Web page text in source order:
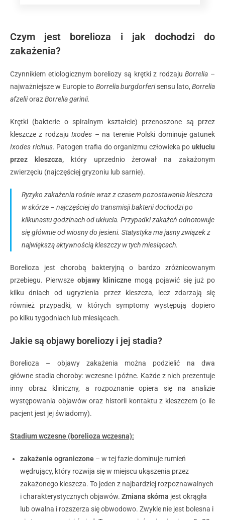
Czym jest borelioza i jak dochodzi do
zakażenia?
Czynnikiem etiologicznym boreliozy są krętki z rodzajuBorrelia –
najważniejsze w Europie to Borrelia burgdorferisensu lato, Borrelia
afzeliiorazBorrelia garinii.
Krętki (bakterie o spiralnym kształcie) przenoszone są przez
kleszcze z rodzajuIxodes – na terenie Polski dominuje gatunek
Ixodes ricinus. Patogen trafia do organizmu człowieka po ukłuciu
przez kleszcza,który uprzednio żerował na zakażonym
zwierzęciu (najczęściej gryzoniu lub sarnie).
Ryzyko zakażenia rośnie wraz z czasem pozostawania kleszcza
w skórze – najczęściej do transmisji bakterii dochodzi po
kilkunastu godzinach od ukłucia. Przypadki zakażeń odnotowuje
się głównie od wiosny do jesieni. Statystyka ma jasny związek z
największą aktywnością kleszczy w tych miesiącach.
Borelioza jest chorobą bakteryjną o bardzo zróżnicowanym
przebiegu. Pierwsze objawy klinicznemogą pojawić się już po
kilku dniach od ugryzienia przez kleszcza, lecz zdarzają się
również przypadki, w których symptomy występują dopiero
po kilku tygodniach lub miesiącach.
Jakie są objawy boreliozy i jej stadia?
Borelioza – objawy zakażenia można podzielić na dwa
główne stadia choroby: wczesne i późne. Każde z nich prezentuje
inny obraz kliniczny, a rozpoznanie opiera się na analizie
występowania objawów oraz historii kontaktu z kleszczem (o ile
pacjent jest jej świadomy).
Stadium wczesne (borelioza wczesna):
zakażenie ograniczone – w tej fazie dominuje rumień
wędrujący, który rozwija się w miejscu ukąszenia przez
zakażonego kleszcza. To jeden z najbardziej rozpoznawalnych
i charakterystycznych objawów. Zmiana skórna jest okrągła
lub owalna i rozszerza się obwodowo. Zwykle nie jest bolesna i